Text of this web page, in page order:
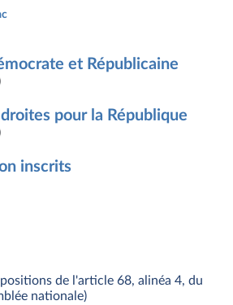
et Républicaine
pour la République
inscrits
de l'article 68, alinéa 4, du
nationale)